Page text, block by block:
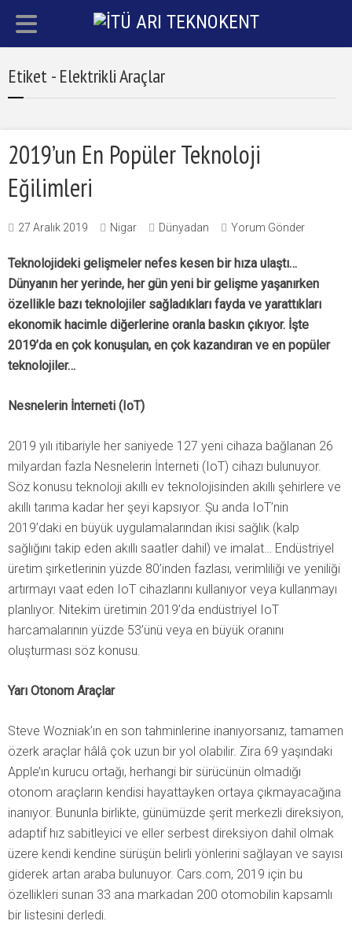
Etiket - Elektrikli Araçlar
2019’un En Popüler Teknoloji
Eğilimleri
27 Aralık 2019 Nigar Dünyadan Yorum Gönder
Teknolojideki gelişmeler nefes kesen bir hıza ulaştı…
Dünyanın her yerinde, her gün yeni bir gelişme yaşanırken
özellikle bazı teknolojiler sağladıkları fayda ve yarattıkları
ekonomik hacimle diğerlerine oranla baskın çıkıyor. İşte
2019’da en çok konuşulan, en çok kazandıran ve en popüler
teknolojiler…
Nesnelerin İnterneti (IoT)
2019 yılı itibariyle her saniyede 127 yeni cihaza bağlanan 26
milyardan fazla Nesnelerin İnterneti (IoT) cihazı bulunuyor.
Söz konusu teknoloji akıllı ev teknolojisinden akıllı şehirlere ve
akıllı tarıma kadar her şeyi kapsıyor. Şu anda IoT’nin
2019’daki en büyük uygulamalarından ikisi sağlık (kalp
sağlığını takip eden akıllı saatler dahil) ve imalat… Endüstriyel
üretim şirketlerinin yüzde 80’inden fazlası, verimliliği ve yeniliği
artırmayı vaat eden IoT cihazlarını kullanıyor veya kullanmayı
planlıyor. Nitekim üretimin 2019’da endüstriyel IoT
harcamalarının yüzde 53’ünü veya en büyük oranını
oluşturması söz konusu.
Yarı Otonom Araçlar
Steve Wozniak’ın en son tahminlerine inanıyorsanız, tamamen
özerk araçlar hâlâ çok uzun bir yol olabilir. Zira 69 yaşındaki
Apple’ın kurucu ortağı, herhangi bir sürücünün olmadığı
otonom araçların kendisi hayattayken ortaya çıkmayacağına
inanıyor. Bununla birlikte, günümüzde şerit merkezli direksiyon,
adaptif hız sabitleyici ve eller serbest direksiyon dahil olmak
üzere kendi kendine sürüşün belirli yönlerini sağlayan ve sayısı
giderek artan araba bulunuyor. Cars.com, 2019 için bu
özellikleri sunan 33 ana markadan 200 otomobilin kapsamlı
bir listesini derledi.